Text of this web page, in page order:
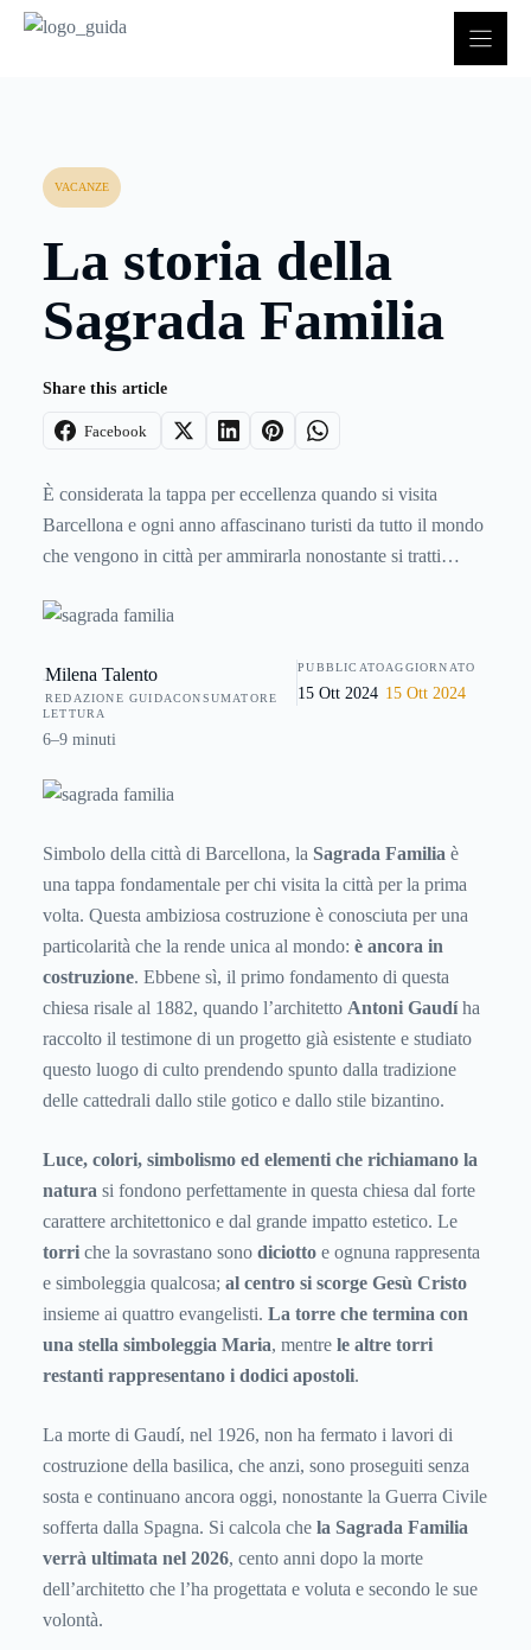
VACANZE
La storia della
Sagrada Familia
Share this article
Facebook
È considerata la tappa per eccellenza quando si visita
Barcellona e ogni anno affascinano turisti da tutto il mondo
che vengono in città per ammirarla nonostante si tratti
della Sagrada Familia, uno dei capolavori di Antoni Gaudì,
dalla storia molto singolare.
Milena Talento
REDAZIONE GUIDACONSUMATORE
PUBBLICATO
15 Ott 2024
AGGIORNATO
15 Ott 2024
LETTURA
6–9 minuti
Simbolo della città di Barcellona, la Sagrada Familia è
una tappa fondamentale per chi visita la città per la prima
volta. Questa ambiziosa costruzione è conosciuta per una
particolarità che la rende unica al mondo: è ancora in
costruzione. Ebbene sì, il primo fondamento di questa
chiesa risale al 1882, quando l’architetto Antoni Gaudíha
raccolto il testimone di un progetto già esistente e studiato
questo luogo di culto prendendo spunto dalla tradizione
delle cattedrali dallo stile gotico e dallo stile bizantino.
Luce, colori, simbolismo ed elementi che richiamano la
natura si fondono perfettamente in questa chiesa dal forte
carattere architettonico e dal grande impatto estetico. Le
torri che la sovrastano sono diciotto e ognuna rappresenta
e simboleggia qualcosa; al centro si scorge Gesù Cristo
insieme ai quattro evangelisti. La torre che termina con
una stella simboleggia Maria, mentre le altre torri
restanti rappresentano i dodici apostoli.
La morte di Gaudí, nel 1926, non ha fermato i lavori di
costruzione della basilica, che anzi, sono proseguiti senza
sosta e continuano ancora oggi, nonostante la Guerra Civile
sofferta dalla Spagna. Si calcola che la Sagrada Familia
verrà ultimata nel 2026, cento anni dopo la morte
dell’architetto che l’ha progettata e voluta e secondo le sue
volontà.